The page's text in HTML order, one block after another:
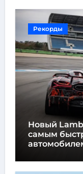
Рекорды
Новый
самым